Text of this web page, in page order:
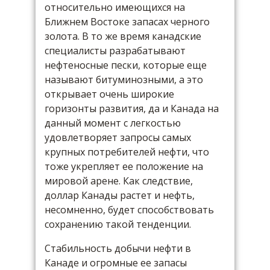
относительно имеющихся на
Ближнем Востоке запасах черного
золота. В то же время канадские
специалисты разрабатывают
нефтеносные пески, которые еще
называют битуминозными, а это
открывает очень широкие
горизонты развития, да и Канада на
данный момент с легкостью
удовлетворяет запросы самых
крупных потребителей нефти, что
тоже укрепляет ее положение на
мировой арене. Как следствие,
доллар Канады растет и нефть,
несомненно, будет способствовать
сохранению такой тенденции.
Стабильность добычи нефти в
Канаде и огромные ее запасы